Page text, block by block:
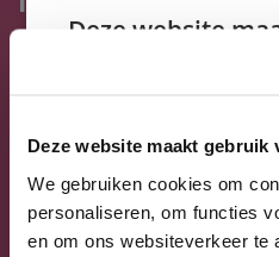
Deze website maakt gebruik
We gebruiken cookies om
personaliseren, om functies
en om ons websiteverkeer te
Bouwtechnische keuring
Energielabel
Financiering
0599 - 65 06 54
info@oosterveld-
Deze website
verkeer te analyseren.
over uw gebruik van
advertentie- en
kunnen combineren